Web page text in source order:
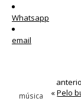
Whatsapp
email
música
«Pelo